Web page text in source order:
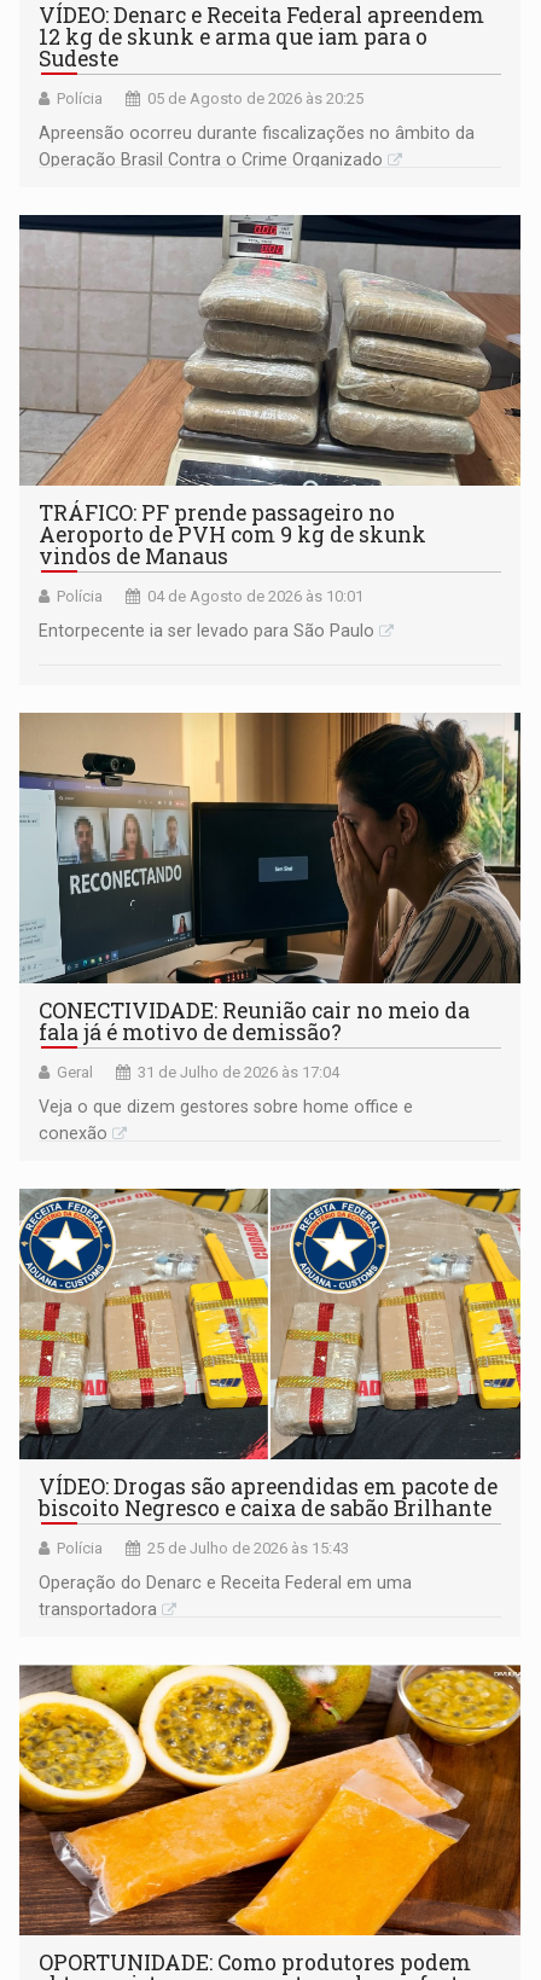
VÍDEO: Denarc e Receita Federal apreendem
12 kg de skunk e arma que iam para o
Sudeste
Polícia 05 de Agosto de 2026 às 20:25
Apreensão ocorreu durante fiscalizações no âmbito da
Operação Brasil Contra o Crime Organizado
TRÁFICO: PF prende passageiro no
Aeroporto de PVH com 9 kg de skunk
vindos de Manaus
Polícia 04 de Agosto de 2026 às 10:01
Entorpecente ia ser levado para São Paulo
CONECTIVIDADE: Reunião cair no meio da
fala já é motivo de demissão?
Geral 31 de Julho de 2026 às 17:04
Veja o que dizem gestores sobre home office e
conexão
VÍDEO: Drogas são apreendidas em pacote de
biscoito Negresco e caixa de sabão Brilhante
Polícia 25 de Julho de 2026 às 15:43
Operação do Denarc e Receita Federal em uma
transportadora
OPORTUNIDADE: Como produtores podem